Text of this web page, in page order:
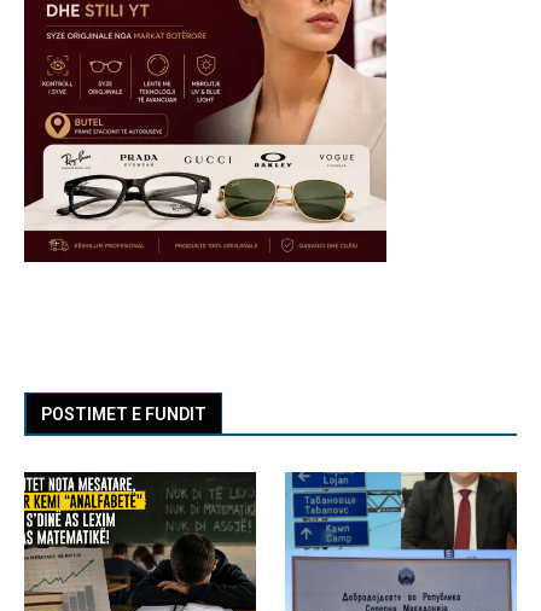
POSTIMET E FUNDIT